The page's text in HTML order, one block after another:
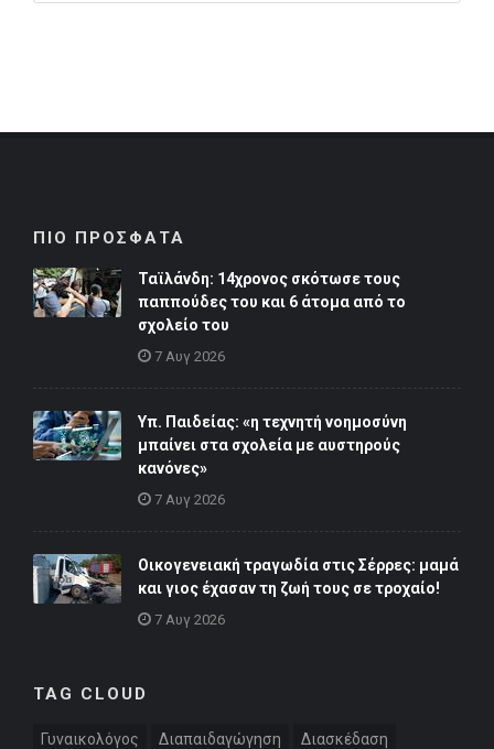
ΠΙΟ ΠΡΟΣΦΑΤΑ
Ταϊλάνδη: 14χρονος σκότωσε τους
παππούδες του και 6 άτομα από το
σχολείο του
7 Αυγ 2026
Υπ. Παιδείας: «η τεχνητή νοημοσύνη
μπαίνει στα σχολεία με αυστηρούς
κανόνες»
7 Αυγ 2026
Οικογενειακή τραγωδία στις Σέρρες: μαμά
και γιος έχασαν τη ζωή τους σε τροχαίο!
7 Αυγ 2026
TAG CLOUD
Γυναικολόγος Διαπαιδαγώγηση Διασκέδαση